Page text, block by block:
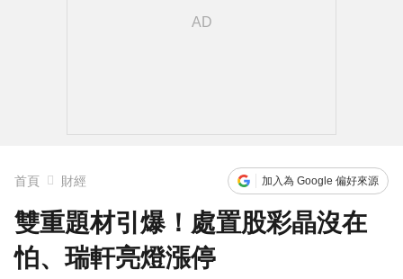
首頁 財經 加入為 Google 偏好來源
雙重題材引爆！處置股彩晶沒在
怕、瑞軒亮燈漲停